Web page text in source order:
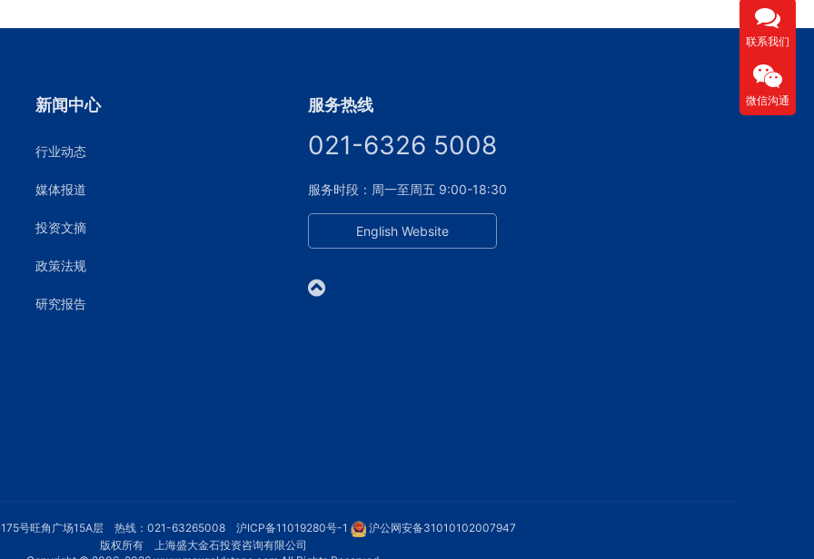
新闻中心
行业动态
媒体报道
投资文摘
政策法规
研究报告
服务热线
021-6326 5008
服务时段：周一至周五 9:00-18:30
English Website
175号旺角广场15A层 热线：021-63265008 沪ICP备11019280号-1
沪公网安备31010102007947
版权所有 上海盛大金石投资咨询有限公司
联系我们
微信沟通